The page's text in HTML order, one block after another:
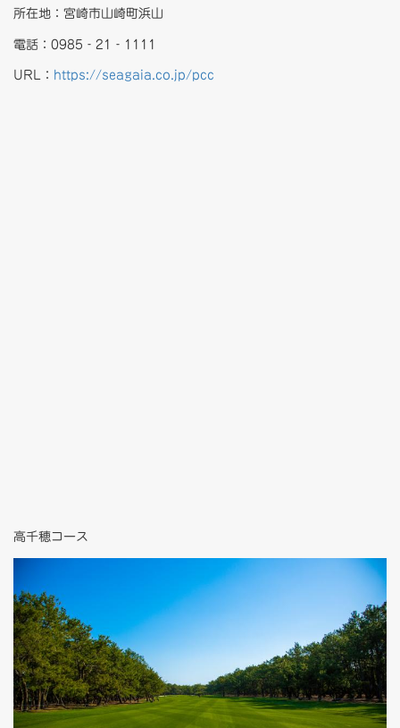
所在地：宮崎市山崎町浜山
電話：0985‐21‐1111
URL： https://seagaia.co.jp/pcc
高千穂コース